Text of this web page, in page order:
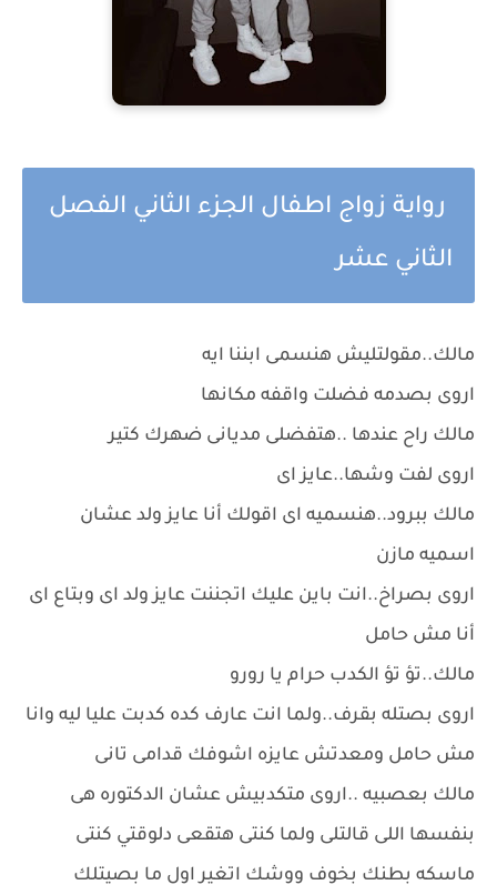
رواية زواج اطفال الجزء الثاني الفصل
الثاني عشر
مالك..مقولتليش هنسمى ابننا ايه
اروى بصدمه فضلت واقفه مكانها
مالك راح عندها ..هتفضلى مديانى ضهرك كتير
اروى لفت وشها..عايز اى
مالك ببرود..هنسميه اى اقولك أنا عايز ولد عشان
اسميه مازن
اروى بصراخ..انت باين عليك اتجننت عايز ولد اى وبتاع اى
أنا مش حامل
مالك..تؤ تؤ الكدب حرام يا رورو
اروى بصتله بقرف..ولما انت عارف كده كدبت عليا ليه وانا
مش حامل ومعدتش عايزه اشوفك قدامى تانى
مالك بعصبيه ..اروى متكدبيش عشان الدكتوره هى
بنفسها اللى قالتلى ولما كنتى هتقعى دلوقتي كنتى
ماسكه بطنك بخوف ووشك اتغير اول ما بصيتلك